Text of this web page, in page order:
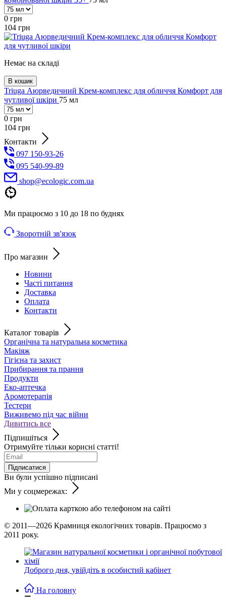
0 грн
104 грн
Немає на складі
В кошик
Triuga Аюрведичний Крем-комплекс для обличчя Комфорт для
чутливої шкіри 75 мл
0 грн
104 грн
Контакти
097 150-93-26
095 540-99-89
shoр@ecologic.com.ua
Ми працюємо з 10 до 18 по буднях
Зворотній зв'язок
Про магазин
Новини
Часті питання
Доставка
Оплата
Контакти
Каталог товарів
Органічна та натуральна косметика
Макіяж
Гігієна та захист
Прибирання та прання
Продукти
Еко-аптечка
Аромотерапія
Тестери
Виживемо під час війни
Дивитись все
Підпишіться
Отримуйте тільки корисні статті!
Підписатися
Ви були успішно підписані
Ми у соцмережах:
© 2011—2026 Крамниця екологічних товарів. Працюємо з
2011 року.
Доброго дня, увійдіть в особистий кабінет
На головну